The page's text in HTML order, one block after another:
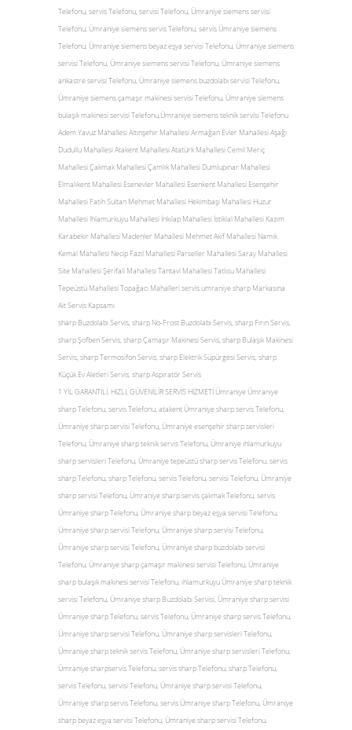
Telefonu, servis Telefonu, servisi Telefonu, Ümraniye siemens servisi
Telefonu, Ümraniye siemens servis Telefonu, servis Ümraniye siemens
Telefonu, Ümraniye siemens beyaz eşya servisi Telefonu, Ümraniye siemens
servisi Telefonu, Ümraniye siemens servisi Telefonu, Ümraniye siemens
ankastre servisi Telefonu, Ümraniye siemens buzdolabı servisi Telefonu,
Ümraniye siemens çamaşır makinesi servisi Telefonu, Ümraniye siemens
bulaşık makinesi servisi Telefonu,Ümraniye siemens teknik servisi Telefonu
Adem Yavuz Mahallesi Altınşehir Mahallesi Armağan Evler Mahallesi Aşağı
Dudullu Mahallesi Atakent Mahallesi Atatürk Mahallesi Cemil Meriç
Mahallesi Çakmak Mahallesi Çamlık Mahallesi Dumlupınar Mahallesi
Elmalıkent Mahallesi Esenevler Mahallesi Esenkent Mahallesi Esenşehir
Mahallesi Fatih Sultan Mehmet Mahallesi Hekimbaşı Mahallesi Huzur
Mahallesi Ihlamurkuyu Mahallesi İnkılap Mahallesi İstiklal Mahallesi Kazım
Karabekir Mahallesi Madenler Mahallesi Mehmet Akif Mahallesi Namık
Kemal Mahallesi Necip Fazıl Mahallesi Parseller Mahallesi Saray Mahallesi
Site Mahallesi Şerifali Mahallesi Tantavi Mahallesi Tatlısu Mahallesi
Tepeüstü Mahallesi Topağacı Mahalleri servis umraniye sharp Markasına
Ait Servis Kapsamı
sharp Buzdolabı Servis, sharp No-Frost Buzdolabı Servis, sharp Fırın Servis,
sharp Şofben Servis, sharp Çamaşır Makinesi Servis, sharp Bulaşık Makinesi
Servis, sharp Termosifon Servis, sharp Elektrik Süpürgesi Servis, sharp
Küçük Ev Aletleri Servis, sharp Aspiratör Servis
1 YIL GARANTİLİ, HIZLI, GÜVENİLİR SERVİS HİZMETİ Ümraniye Ümraniye
sharp Telefonu, servis Telefonu, atakent Ümraniye sharp servis Telefonu,
Ümraniye sharp servisi Telefonu, Ümraniye esenşehir sharp servisleri
Telefonu, Ümraniye sharp teknik servis Telefonu, Ümraniye ıhlamurkuyu
sharp servisleri Telefonu, Ümraniye tepeüstü sharp servis Telefonu, servis
sharp Telefonu, sharp Telefonu, servis Telefonu, servisi Telefonu, Ümraniye
sharp servisi Telefonu, Ümraniye sharp servis çakmak Telefonu, servis
Ümraniye sharp Telefonu, Ümraniye sharp beyaz eşya servisi Telefonu,
Ümraniye sharp servisi Telefonu, Ümraniye sharp servisi Telefonu,
Ümraniye sharp servisi Telefonu, Ümraniye sharp buzdolabı servisi
Telefonu, Ümraniye sharp çamaşır makinesi servisi Telefonu, Ümraniye
sharp bulaşık makinesi servisi Telefonu, ıhlamurkuyu Ümraniye sharp teknik
servisi Telefonu, Ümraniye sharp Buzdolabı Servisi, Ümraniye sharp servisi
Ümraniye sharp Telefonu, servis Telefonu, Ümraniye sharp servis Telefonu,
Ümraniye sharp servisi Telefonu, Ümraniye sharp servisleri Telefonu,
Ümraniye sharp teknik servis Telefonu, Ümraniye sharp servisleri Telefonu,
Ümraniye sharpservis Telefonu, servis sharp Telefonu, sharp Telefonu,
servis Telefonu, servisi Telefonu, Ümraniye sharp servisi Telefonu,
Ümraniye sharp servis Telefonu, servis Ümraniye sharp Telefonu, Ümraniye
sharp beyaz eşya servisi Telefonu, Ümraniye sharp servisi Telefonu,